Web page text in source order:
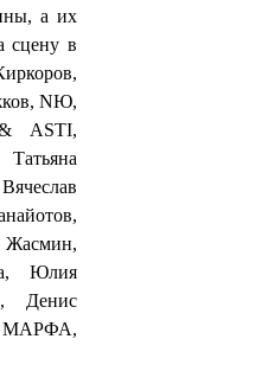
а их
сцену в
NЮ,
ASTI,
Жасмин,
Юлия
Денис